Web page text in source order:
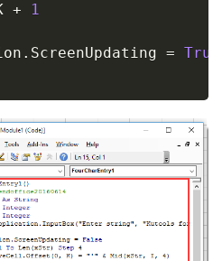
+
1
. ScreenUpdating = True